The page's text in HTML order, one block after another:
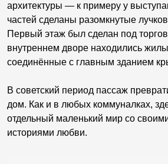
архитектуры — к примеру у
частей сделаны разомкнутые
Первый этаж был сделан под
внутреннем дворе находились
соединённые с главным зданием
В советский период пассаж
дом. Как и в любых коммуналках,
отдельный маленький мир со
историями любви.